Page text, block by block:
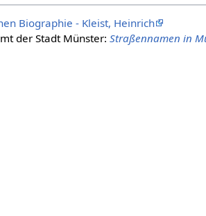
Biographie - Kleist, Heinrich
der Stadt Münster: Straßennamen in